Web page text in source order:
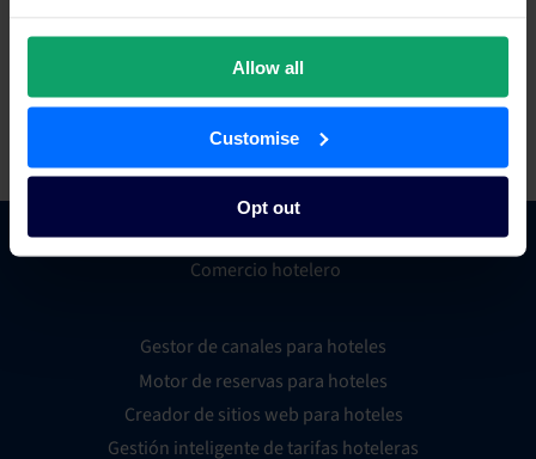
Allow all
Customise
Opt out
más grande de la industria hotelera mundial, SiteMinder
genera más de 125 millones de reservas, por un valor superior
a 50.000 millones de dólares en ingresos para sus clientes
hoteleros cada año.
Comercio hotelero
Gestor de canales para hoteles
Motor de reservas para hoteles
Creador de sitios web para hoteles
Gestión inteligente de tarifas hoteleras